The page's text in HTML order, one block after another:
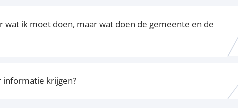
wat ik moet doen, maar wat doen de gemeente en de
informatie krijgen?